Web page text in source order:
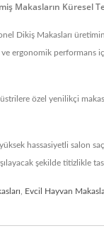
Makasların Küresel
Dikiş Makasları
ergonomik
özel yenilikçi
hassasiyetli salon
şekilde titizlikle
Evcil Hayvan